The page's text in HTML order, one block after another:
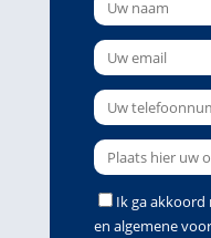
Ik ga akkoord
en algemene